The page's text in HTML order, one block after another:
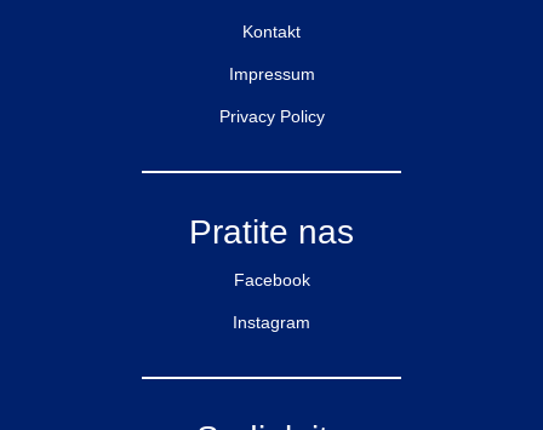
Kontakt
Impressum
Privacy Policy
Pratite nas
Facebook
Instagram